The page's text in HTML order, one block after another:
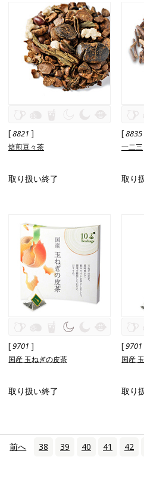
[8821 ]
焙煎豆々茶
取り扱い終了
[8835
一二三
取り
[9701 ]
国産 玉ねぎの皮茶
取り扱い終了
[9701
国産
取り
前へ 38 39 40 41 42